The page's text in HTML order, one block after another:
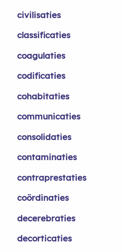
civilisaties
classificaties
coagulaties
codificaties
cohabitaties
communicaties
consolidaties
contaminaties
contraprestaties
coördinaties
decerebraties
decorticaties